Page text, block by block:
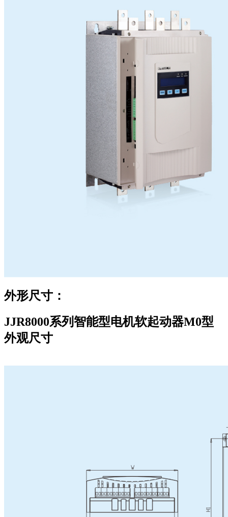
外形尺寸：
JJR8000系列智能型电机软起动器M0型
外观尺寸